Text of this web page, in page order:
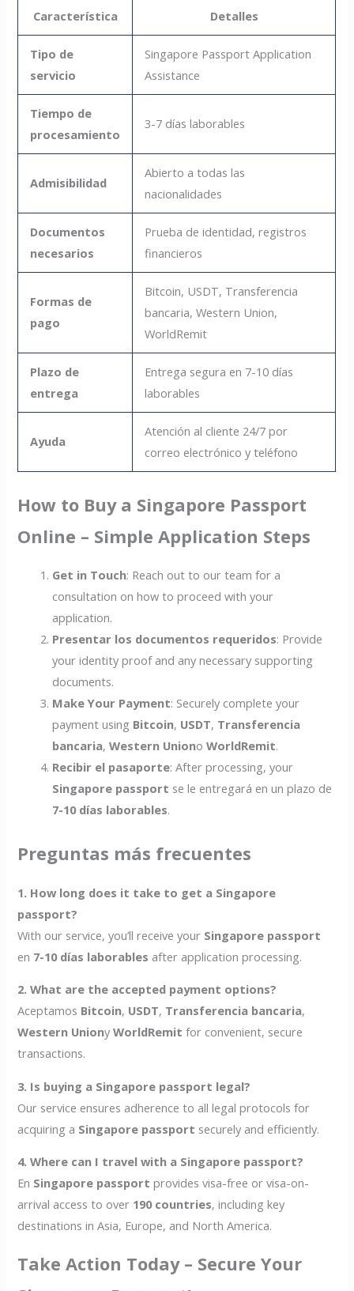
Característica Detalles
Tipo de
servicio
Singapore Passport Application
Assistance
Tiempo de
procesamiento
3-7 días laborables
Admisibilidad
Abierto a todas las
nacionalidades
Documentos
necesarios
Prueba de identidad, registros
financieros
Formas de
pago
Bitcoin, USDT, Transferencia
bancaria, Western Union,
WorldRemit
Plazo de
entrega
Entrega segura en 7-10 días
laborables
Ayuda
Atención al cliente 24/7 por
correo electrónico y teléfono
How to Buy a Singapore Passport
Online – Simple Application Steps
Get in Touch: Reach out to our team for a
consultation on how to proceed with your
application.
Presentar los documentos requeridos: Provide
your identity proof and any necessary supporting
documents.
Make Your Payment: Securely complete your
payment using Bitcoin, USDT, Transferencia
bancaria,Western UnionoWorldRemit.
Recibir el pasaporte: After processing, your
Singapore passport se le entregará en un plazo de
7-10 días laborables.
Preguntas más frecuentes
1. How long does it take to get a Singapore
passport?
With our service, you’ll receive your Singapore passport
en 7-10 días laborables after application processing.
2. What are the accepted payment options?
Aceptamos Bitcoin, USDT, Transferencia bancaria,
Western UnionyWorldRemit for convenient, secure
transactions.
3. Is buying a Singapore passport legal?
Our service ensures adherence to all legal protocols for
acquiring a Singapore passport securely and efficiently.
4. Where can I travel with a Singapore passport?
En Singapore passport provides visa-free or visa-on-
arrival access to over 190 countries, including key
destinations in Asia, Europe, and North America.
Take Action Today – Secure Your